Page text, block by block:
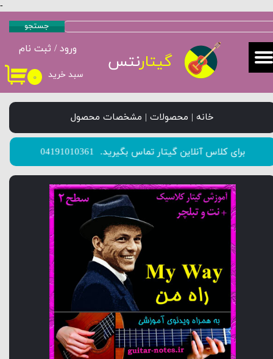
-
۰ سبد خرید
ورود / ثبت نام
حساب کاربری من
تغییر گذر واژه
خروج از حساب کاربری
گیتارنتس
جستجو
خانه | محصولات | مشخصات محصول
​​​​​​​برای کلاس آنلاین گیتار تماس بگیرید. 04191010361